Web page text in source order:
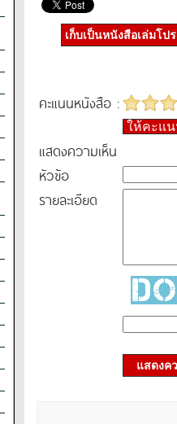
เก็บเป็นหนังสือเล่มโป
คะแนนหนังสือ :
ให้คะแ
แสดงความเห็น
หัวข้อ
รายละเอียด
แสดงค